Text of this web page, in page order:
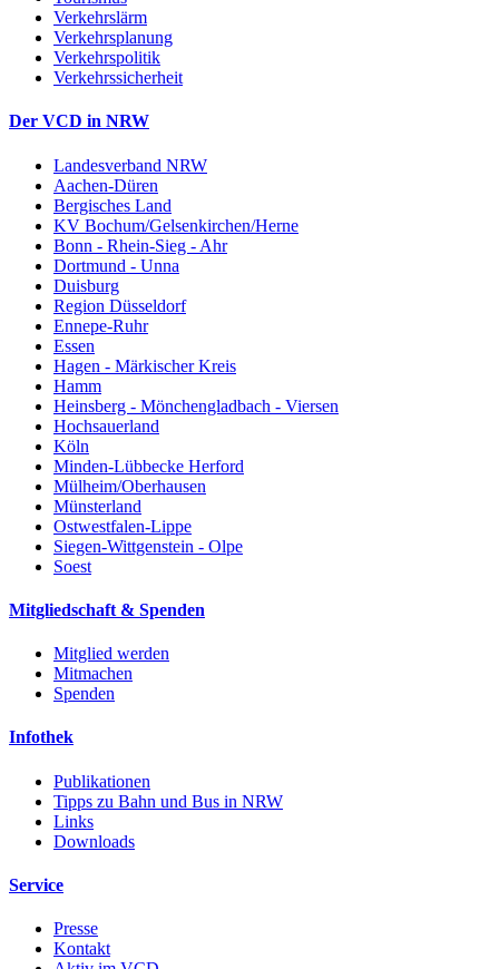
Verkehrslärm
Verkehrsplanung
Verkehrspolitik
Verkehrssicherheit
Der VCD in NRW
Landesverband NRW
Aachen-Düren
Bergisches Land
KV Bochum/Gelsenkirchen/Herne
Bonn - Rhein-Sieg - Ahr
Dortmund - Unna
Duisburg
Region Düsseldorf
Ennepe-Ruhr
Essen
Hagen - Märkischer Kreis
Hamm
Heinsberg - Mönchengladbach - Viersen
Hochsauerland
Köln
Minden-Lübbecke Herford
Mülheim/Oberhausen
Münsterland
Ostwestfalen-Lippe
Siegen-Wittgenstein - Olpe
Soest
Mitgliedschaft & Spenden
Mitglied werden
Mitmachen
Spenden
Infothek
Publikationen
Tipps zu Bahn und Bus in NRW
Links
Downloads
Service
Presse
Kontakt